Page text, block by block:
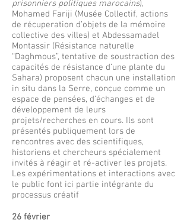
prisonniers politiques marocains),
Mohamed Fariji (Musée Collectif, actions
de récuperation d’objets de la mémoire
collective des villes) et Abdessamadel
Montassir (Résistance naturelle
“Daghmous”, tentative de soustraction des
capacités de résistance d’une plante du
Sahara) proposent chacun une installation
in situ dans la Serre, conçue comme un
espace de pensées, d’échanges et de
développement de leurs
projets/recherches en cours. Ils sont
présentés publiquement lors de
rencontres avec des scientifiques,
historiens et chercheurs spécialement
invités à réagir et ré-activer les projets.
Les expérimentations et interactions avec
le public font ici partie intégrante du
processus créatif
26 février